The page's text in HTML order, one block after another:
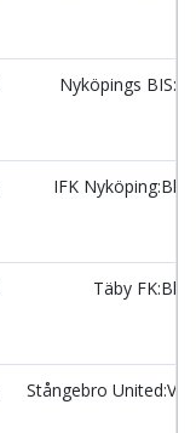
Nyköpings BIS:2
IFK Nyköping:Blå
Täby FK:Blå
Stångebro United:Vit